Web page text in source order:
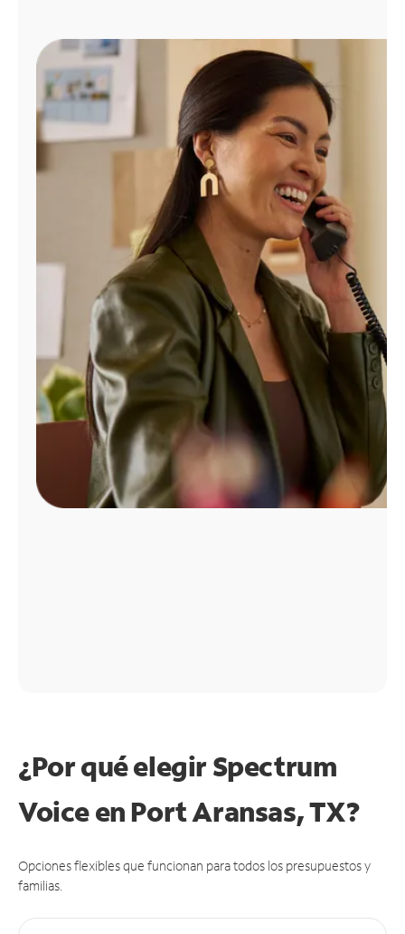
Administrar
cuenta
Encuentra
tienda
¿Por qué elegir Spectrum
Voice en Port Aransas, TX?
Opciones flexibles que funcionan para todos los presupuestos y
familias.